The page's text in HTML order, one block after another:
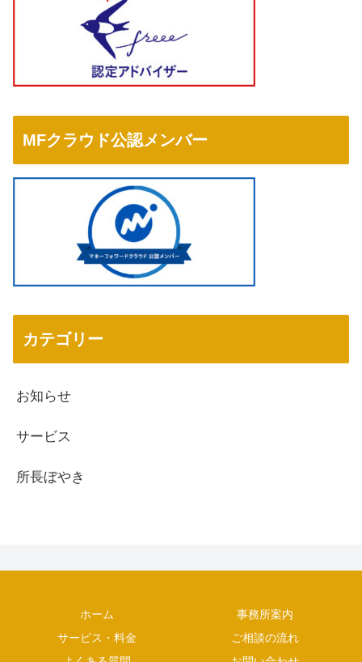
MFクラウド公認メンバー
カテゴリー
お知らせ
サービス
所長ぼやき
ホーム
事務所案内
サービス・料金
ご相談の流れ